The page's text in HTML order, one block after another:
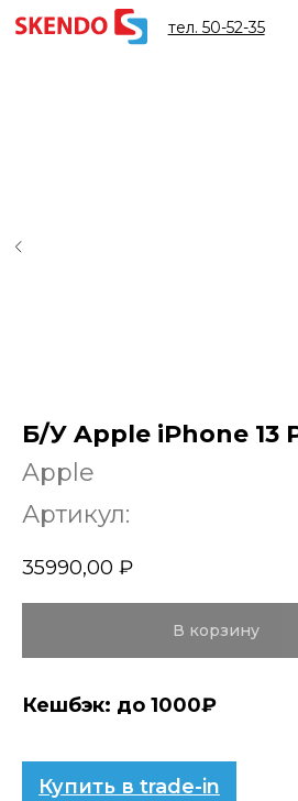
тел. 50-52-35
Б/У Apple iPhone 13
Apple
Артикул:
35990,00 ₽
В корзину
Кешбэк: до 1000₽
Купить в trade-in